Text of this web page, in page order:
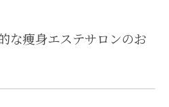
な痩身エステサロンのお